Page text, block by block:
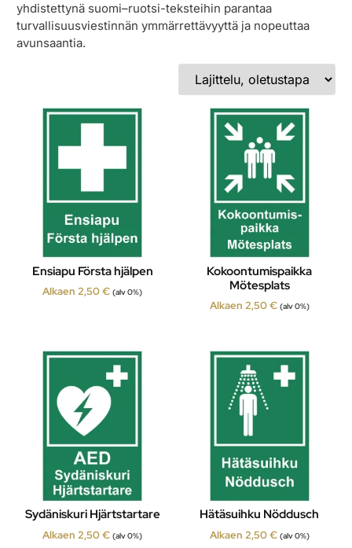
yhdistettynä suomi–ruotsi-teksteihin parantaa
turvallisuusviestinnän ymmärrettävyyttä ja nopeuttaa
avunsaantia.
Ensiapu Första hjälpen
Alkaen2,50€ (alv 0%)
Kokoontumispaikka
Mötesplats
Alkaen 2,50€ (alv 0%)
Sydäniskuri Hjärtstartare
Alkaen2,50€ (alv 0%)
Hätäsuihku Nöddusch
Alkaen 2,50€ (alv 0%)